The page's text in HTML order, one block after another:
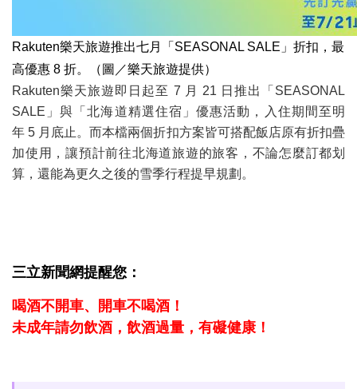
Rakuten樂天旅遊推出七月「SEASONAL SALE」折扣，最
高優惠 8 折。（圖／樂天旅遊提供）
Rakuten樂天旅遊即日起至 7 月 21 日推出「SEASONAL
SALE」與「北海道精選住宿」優惠活動，入住期間至明
年 5 月底止。而本檔兩個折扣方案皆可搭配飯店原有折扣疊
加使用，讓預計前往北海道旅遊的旅客，不論怎麼訂都划
算，還能為更久之後的雪季行程提早規劃。
三立新聞網提醒您：
喝酒不開車、開車不喝酒！
未成年請勿飲酒，飲酒過量，有礙健康！